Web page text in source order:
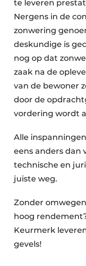
te leveren
Nergens in de
zonwering
deskundige is
nog op dat
zaak na de
van de bewoner
door de
vordering wordt
Alle
eens anders dan
technische en
juiste weg.
Zonder
hoog
Keurmerk
gevels!